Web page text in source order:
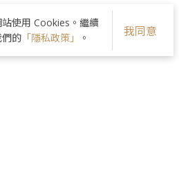
使用 Cookies。繼續
的 「隱私政策」 。 我同意